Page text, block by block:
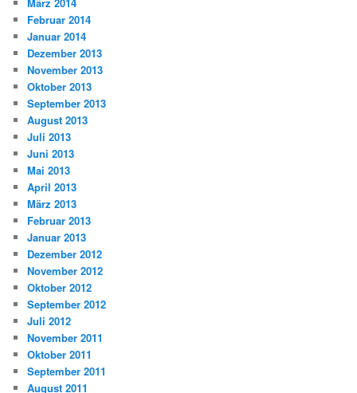
Februar 2014
Januar 2014
Dezember 2013
November 2013
Oktober 2013
September 2013
August 2013
Juli 2013
Juni 2013
Mai 2013
April 2013
März 2013
Februar 2013
Januar 2013
Dezember 2012
November 2012
Oktober 2012
September 2012
Juli 2012
November 2011
Oktober 2011
September 2011
August 2011